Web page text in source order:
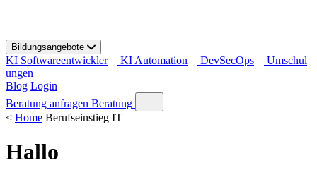
t
o
c
o
n
t
Bildungsangebote
KI Softwareentwickler KI Automation DevSecOps
Umschul
ungen
Blog Login
Beratung anfragen Beratung
< Home Berufseinstieg IT
Hallo